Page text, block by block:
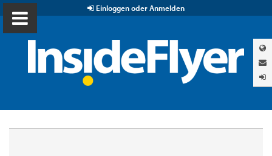
Einloggen oder Anmelden